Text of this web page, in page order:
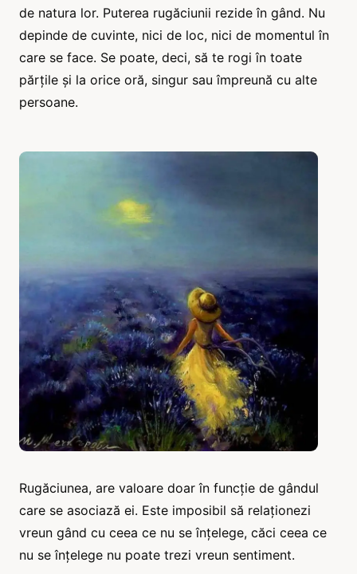
de natura lor. Puterea rugăciunii rezide în gând. Nu
depinde de cuvinte, nici de loc, nici de momentul în
care se face. Se poate, deci, să te rogi în toate
părțile și la orice oră, singur sau împreună cu alte
persoane.
Rugăciunea, are valoare doar în funcție de gândul
care se asociază ei. Este imposibil să relaționezi
vreun gând cu ceea ce nu se înțelege, căci ceea ce
nu se înțelege nu poate trezi vreun sentiment.